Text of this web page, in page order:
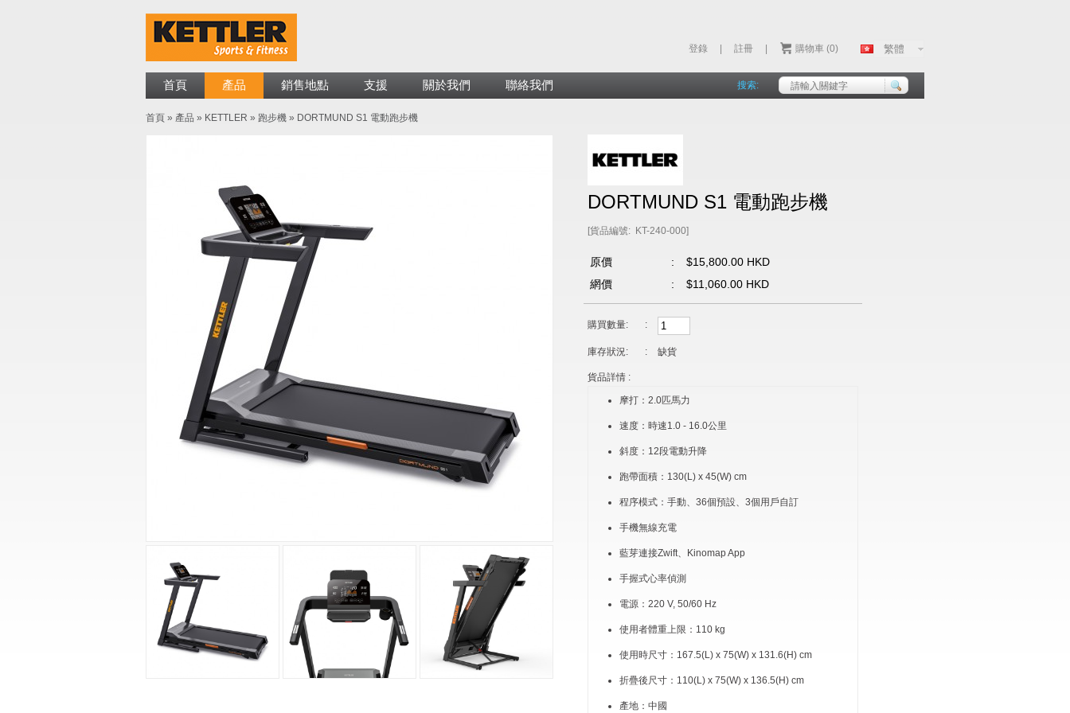
購物車 (0)
登錄 註冊
首頁 產品 銷售地點 支援 關於我們 聯絡我們 搜索:
首頁 » 產品 » KETTLER » 跑步機 » DORTMUND S1 電動跑步機
DORTMUND S1 電動跑步機
[貨品編號: KT-240-000]
原價 :
$15,800.00 HKD
網價
: $11,060.00 HKD
購買數量: :
庫存狀況: : 缺貨
貨品詳情 :
摩打：2.0匹馬力
速度：時速1.0 - 16.0公里
斜度：12段電動升降
跑帶面積：130(L) x 45(W) cm
程序模式：手動、36個預設、3個用戶自訂
手機無線充電
藍芽連接Zwift、Kinomap App
手握式心率偵測
電源：220 V, 50/60 Hz
使用者體重上限：110 kg
使用時尺寸：167.5(L) x 75(W) x 131.6(H) cm
折疊後尺寸：110(L) x 75(W) x 136.5(H) cm
產地：中國